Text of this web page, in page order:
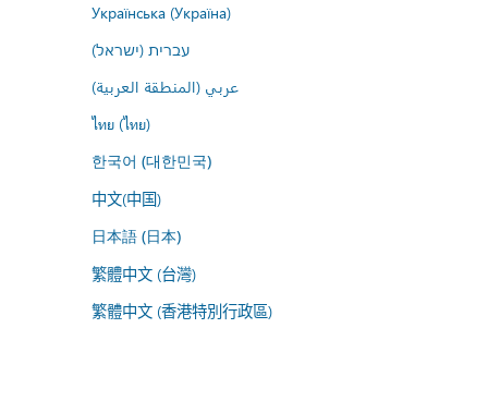
Українська (Україна)
עברית (ישראל)
عربي (المنطقة العربية)
ไทย (ไทย)
한국어 (대한민국)
中文(中国)
日本語 (日本)
繁體中文 (台灣)
繁體中文 (香港特別行政區)